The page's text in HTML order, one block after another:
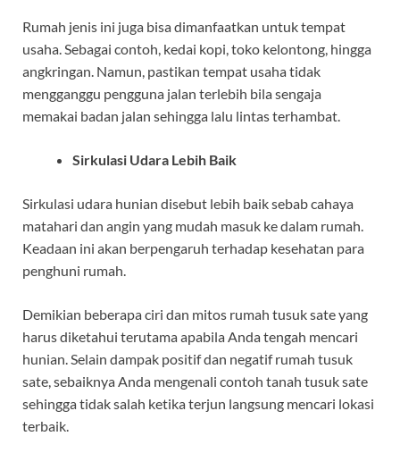
Rumah jenis ini juga bisa dimanfaatkan untuk tempat
usaha. Sebagai contoh, kedai kopi, toko kelontong, hingga
angkringan. Namun, pastikan tempat usaha tidak
mengganggu pengguna jalan terlebih bila sengaja
memakai badan jalan sehingga lalu lintas terhambat.
Sirkulasi Udara Lebih Baik
Sirkulasi udara hunian disebut lebih baik sebab cahaya
matahari dan angin yang mudah masuk ke dalam rumah.
Keadaan ini akan berpengaruh terhadap kesehatan para
penghuni rumah.
Demikian beberapa ciri dan mitos rumah tusuk sate yang
harus diketahui terutama apabila Anda tengah mencari
hunian. Selain dampak positif dan negatif rumah tusuk
sate, sebaiknya Anda mengenali contoh tanah tusuk sate
sehingga tidak salah ketika terjun langsung mencari lokasi
terbaik.